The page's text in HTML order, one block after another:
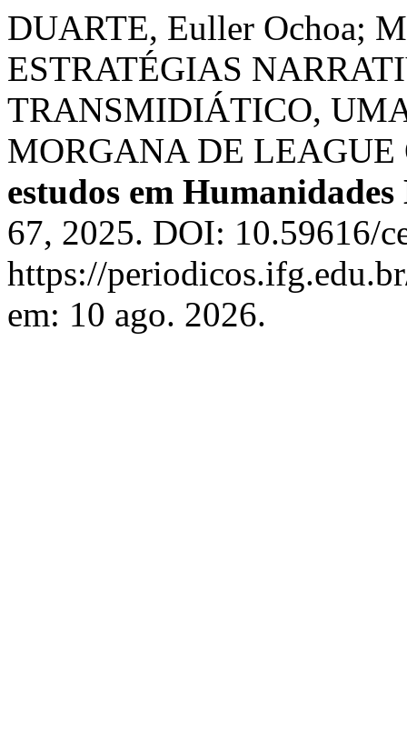
DUARTE, Euller Ochoa;
ESTRATÉGIAS
TRANSMIDIÁTICO,
MORGANA DE
estudos em
67, 2025. DOI: 10.59616/
https://
em: 10 ago. 2026.